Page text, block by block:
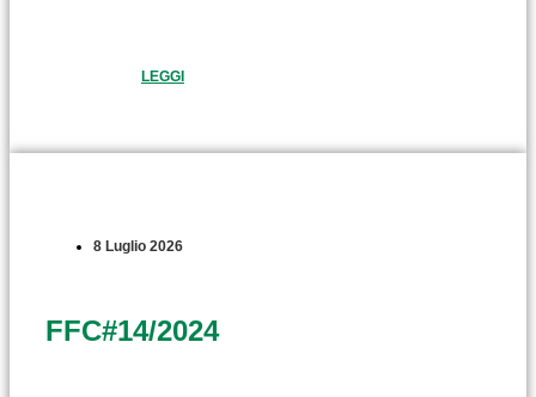
LEGGI
8 Luglio 2026
FFC#14/2024